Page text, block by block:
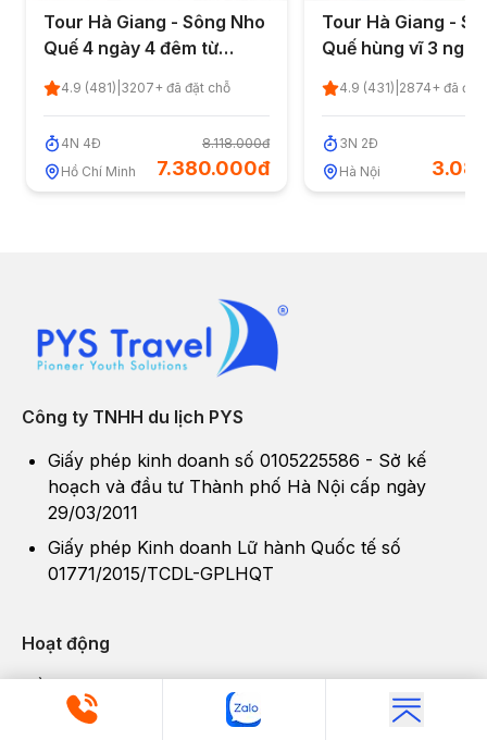
Tour Hà Giang - Sông Nho
Quế 4 ngày 4 đêm từ
tuần 2026
4.9 (481) 3207+ đã đặt chỗ
4N 4Đ
Hồ Chí Minh
8.118.000đ
7.380.000đ
Tour Hà Giang -
Quế hùng vĩ 3
hàng tuần 2026
4.9 (431) 2874+ đã đặt
3N 2Đ
Hà Nội
Công ty TNHH du lịch PYS
Giấy phép kinh doanh số 0105225586 - Sở kế
hoạch và đầu tư Thành phố Hà Nội cấp ngày
29/03/2011
Giấy phép Kinh doanh Lữ hành Quốc tế số
01771/2015/TCDL-GPLHQT
Hoạt động
Khách hàng nói về PYS Travel